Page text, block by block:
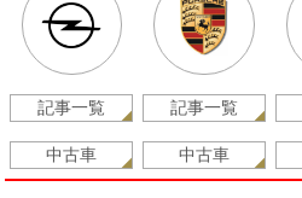
記事一覧
中古車
記事一覧
中古車